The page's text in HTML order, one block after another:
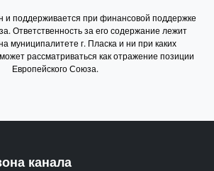
и поддерживается при финансовой поддержке
Ответственность за его содержание лежит
муниципалитете г. Пласка и ни при каких
рассматриваться как отражение позиции
Европейского Союза.
канала